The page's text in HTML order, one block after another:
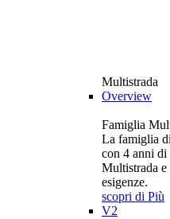
Multistrada
Overview
Famiglia
La famiglia
con 4 anni di
Multistrada
esigenze.
scopri di Più
V2